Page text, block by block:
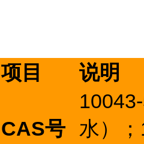
项目 说明
CAS号
水）